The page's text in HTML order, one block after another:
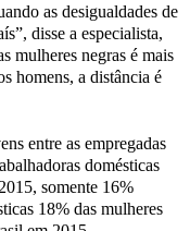
as desigualdades de
disse a especialista,
mulheres negras é mais
homens, a distância é
entre as empregadas
domésticas
somente 16%
18% das mulheres